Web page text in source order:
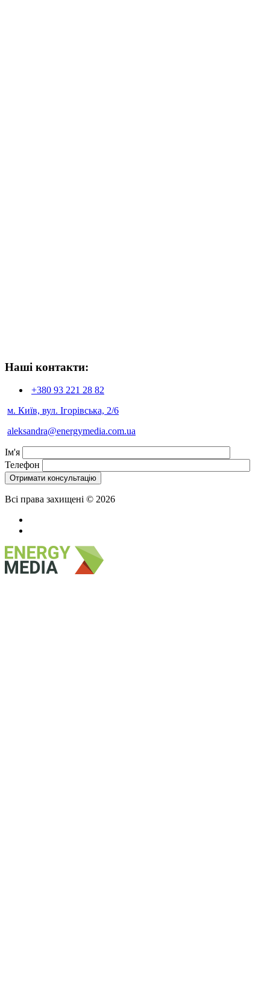
Наші контакти:
+380 93 221 28 82
м. Київ, вул. Ігорівська, 2/6
aleksandra@energymedia.com.ua
Ім'я
Телефон
Всі права захищені © 2026